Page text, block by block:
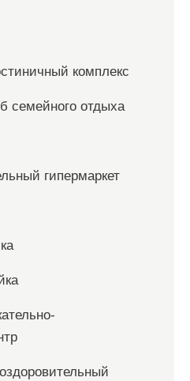
комплекс
семейного отдыха
гипермаркет